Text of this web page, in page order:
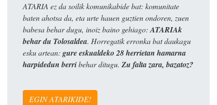
ATARIA ez da soilik komunikabide bat: komunitate
baten ahotsa da, eta urte hauen guztien ondoren, zuen
babesa behar dugu, inoiz baino gehiago: ATARIAk
behar du Tolosaldea. Horregatik erronka bat daukagu
esku artean: gure eskualdeko 28 herrietan hamarna
harpidedun berribehar ditugu. Zu falta zara, bazatoz?
EGIN ATARIKIDE!